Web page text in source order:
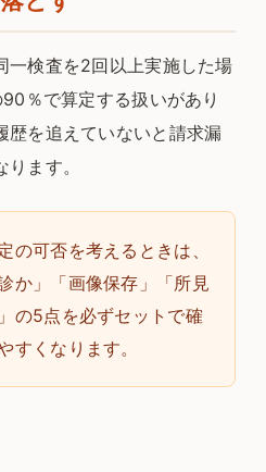
一検査を2回以上実施した場
％で算定する扱いがあり
歴を追えていないと請求漏
ます。
の可否を考えるときは、
か」「画像保存」「所見
の5点を必ずセットで確
すくなります。